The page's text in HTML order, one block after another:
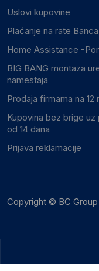
Uslovi kupovine
Plaćanje na rate
Home Assistance -
BIG BANG montaza
namestaja
Prodaja firmama na 12
Kupovina bez brige uz
od 14 dana
Prijava reklamacije
Copyright © BC